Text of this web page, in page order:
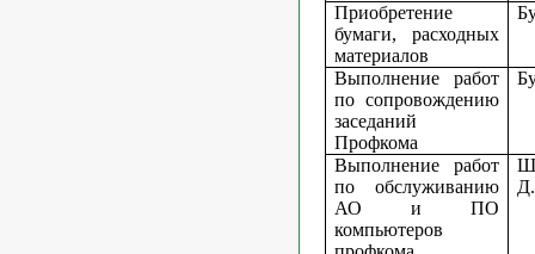
Приобретение
бумаги, расходных
материалов
Выполнение работ
по сопровождению
заседаний
Профкома
Выполнение работ
по обслуживанию
АО и ПО
компьютеров